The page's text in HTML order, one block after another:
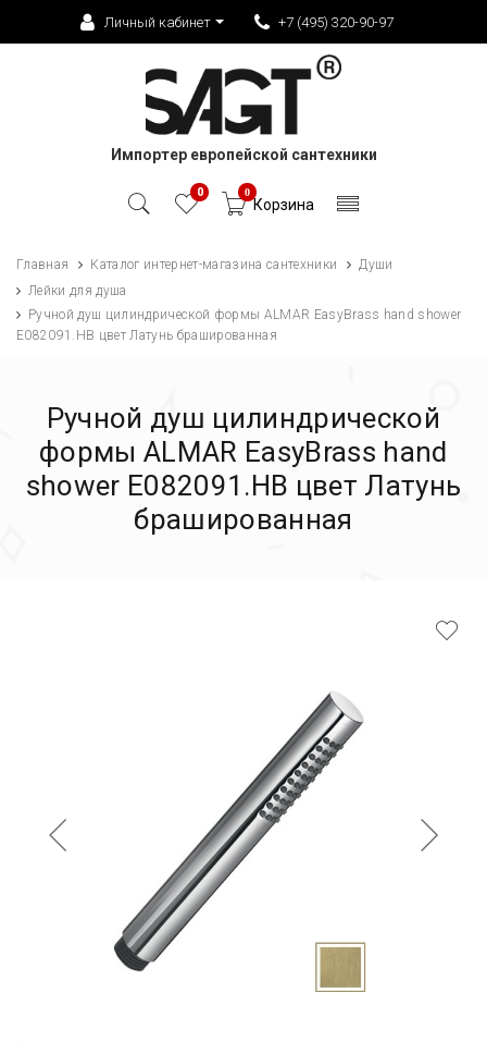
Личный кабинет +7 (495) 320-90-97
Импортер европейской сантехники
0 0
Корзина
Главная Каталог интернет-магазина сантехники
Души
Лейки для душа
Ручной душ цилиндрической формы ALMAR EasyBrass hand shower
E082091.HB цвет Латунь брашированная
Ручной душ цилиндрической
формы ALMAR EasyBrass hand
shower E082091.HB цвет Латунь
брашированная